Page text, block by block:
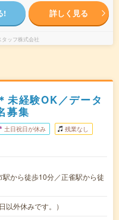
! 詳しく見る
ッフ株式会社
未経験OK／データ
募集
土日祝日が休み 残業なし
から徒歩10分／正雀駅から徒
以外休みです。）